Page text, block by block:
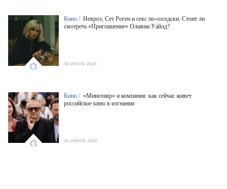
Кино / Невроз, Сет Роген и секс по-соседски. Стоит ли
смотреть «Приглашение» Оливии Уайлд?
08 ИЮЛЯ 2026
Кино / «Минотавр» и компания: как сейчас живет
российское кино в изгнании
16 ИЮНЯ 2026